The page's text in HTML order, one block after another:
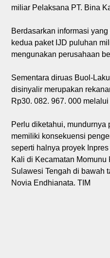
miliar Pelaksana PT. Bina
Berdasarkan informasi
kedua paket IJD puluhan
mengunakan perusahaan
Sementara diruas Buol-
disinyalir merupakan
Rp30. 082. 967. 000
Perlu diketahui, mundurnya
memiliki konsekuensi
seperti halnya proyek
Kali di Kecamatan
Sulawesi Tengah di bawah
Novia Endhianata. TIM